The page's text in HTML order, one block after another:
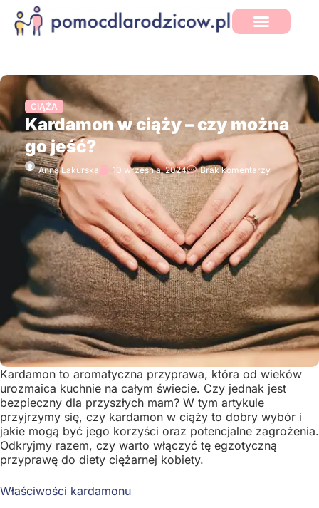
CIĄŻA
Kardamon w ciąży – czy można
go jeść?
Anna Lakurska 10 września, 2024 Brak komentarzy
Kardamon to aromatyczna przyprawa, która od wieków
urozmaica kuchnie na całym świecie. Czy jednak jest
bezpieczny dla przyszłych mam? W tym artykule
przyjrzymy się, czy kardamon w ciąży to dobry wybór i
jakie mogą być jego korzyści oraz potencjalne zagrożenia.
Odkryjmy razem, czy warto włączyć tę egzotyczną
przyprawę do diety ciężarnej kobiety.
Właściwości kardamonu